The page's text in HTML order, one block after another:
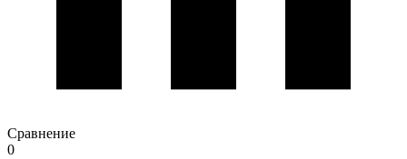
Сравнение
0